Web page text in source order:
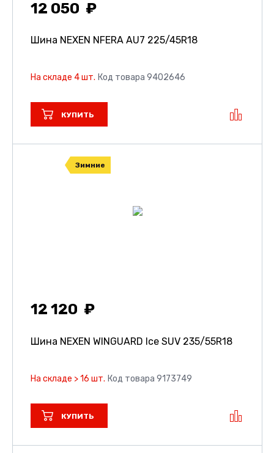
12 050
Шина NEXEN NFERA AU7 225/45R18
На складе 4 шт. Код товара 9402646
КУПИТЬ
Зимние
12 120
Шина NEXEN WINGUARD Ice SUV 235/55R18
На складе > 16 шт. Код товара 9173749
КУПИТЬ